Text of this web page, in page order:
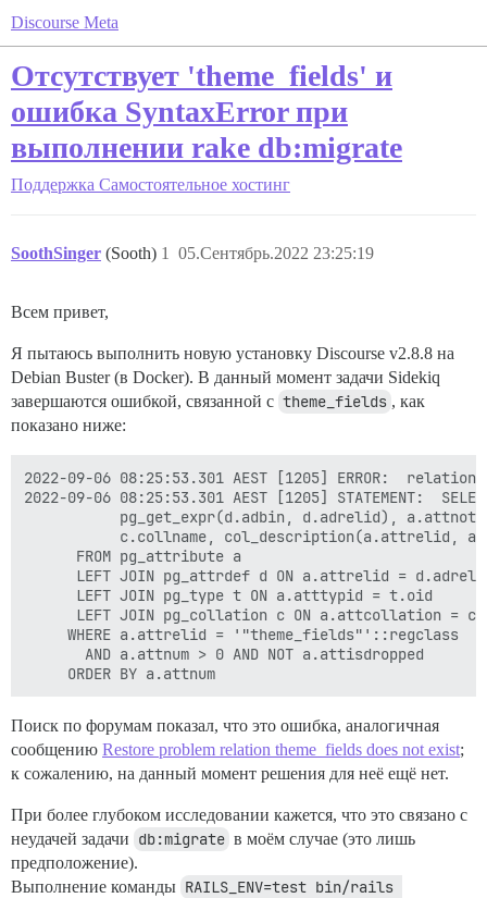
Discourse Meta
Отсутствует 'theme_fields' и
ошибка SyntaxError при
выполнении rake db:migrate
Поддержка Самостоятельное хостинг
SoothSinger (Sooth) 05.Сентябрь.2022 23:25:19
1
Всем привет,
Я пытаюсь выполнить новую установку Discourse v2.8.8 на
Debian Buster (в Docker). В данный момент задачи Sidekiq
завершаются ошибкой, связанной с theme_fields , как
показано ниже:
2022-09-06 08:25:53.301 AEST [1205] ERROR:
2022-09-06 08:25:53.301 AEST [1205] STATEMENT:
Поиск по форумам показал, что это ошибка, аналогичная
сообщению Restore problem relation theme_fields does not exist;
к сожалению, на данный момент решения для неё ещё нет.
При более глубоком исследовании кажется, что это связано с
неудачей задачи db:migrate в моём случае (это лишь
предположение).
Выполнение команды RAILS_ENV=test bin/rails